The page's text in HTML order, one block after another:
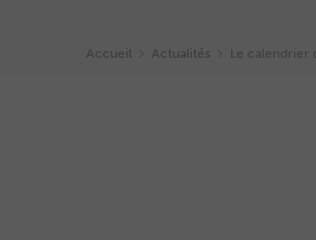
Accueil Actualités Le calendrier